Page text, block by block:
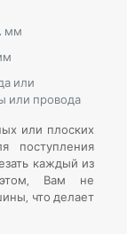
мм
или
или провода
или плоских
поступления
каждый из
этом, Вам не
что делает